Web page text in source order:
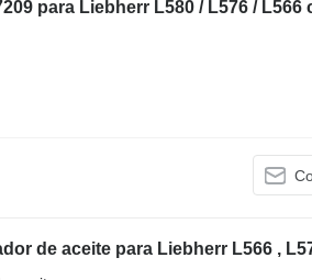
para Liebherr L580 / L576 /
de aceite para Liebherr L566 ,